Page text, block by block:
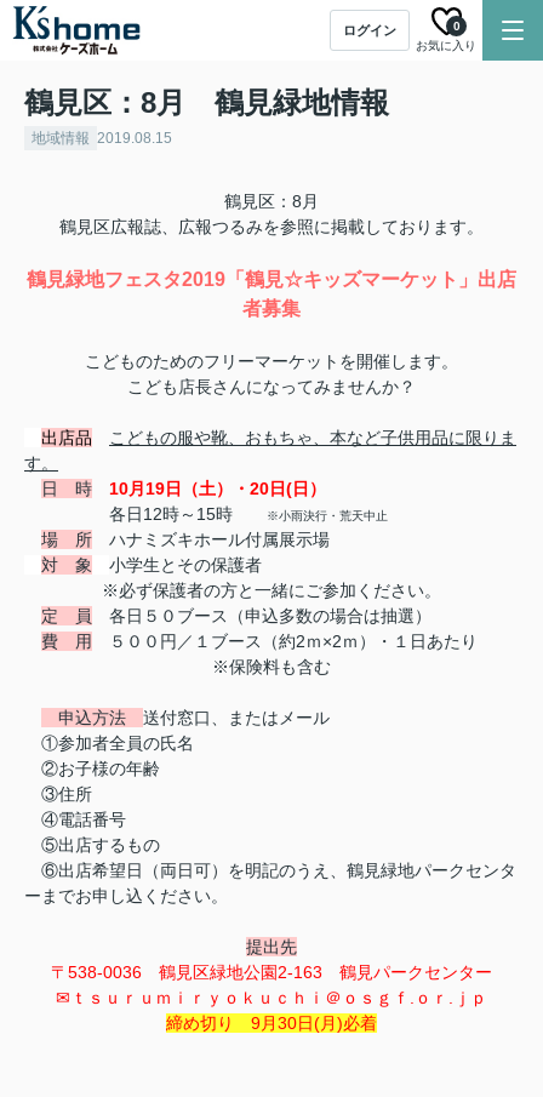
ログイン
お気に入り
0
鶴見区：8月 鶴見緑地情報
地域情報 2019.08.15
鶴見区：8月
鶴見区広報誌、広報つるみを参照に掲載しております。
鶴見緑地フェスタ2019「鶴見☆キッズマーケット」出店
者募集
こどものためのフリーマーケットを開催します。
こども店長さんになってみませんか？
出店品
こどもの服や靴、おもちゃ、本など子供用品に限りま
す。
日 時
10月19日（土）・20日(日）
各日12時～15時
※小雨決行・荒天中止
場 所 ハナミズキホール付属展示場
対 象
小学生とその保護者
※必ず保護者の方と一緒にご参加ください。
定 員
各日５０ブース（申込多数の場合は抽選）
費 用
５００円／１ブース（約2ｍ×2ｍ）・１日あたり
※保険料も含む
申込方法 送付窓口、またはメール
①参加者全員の氏名
②お子様の年齢
③住所
④電話番号
⑤出店するもの
⑥出店希望日（両日可）を明記のうえ、鶴見緑地パークセンタ
ーまでお申し込ください。
提出先
〒538-0036 鶴見区緑地公園2-163 鶴見パークセンター
✉ｔｓｕｒｕｍｉｒｙｏｋｕｃｈｉ＠ｏｓｇｆ.ｏｒ.ｊｐ
締め切り 9月30日(月)必着